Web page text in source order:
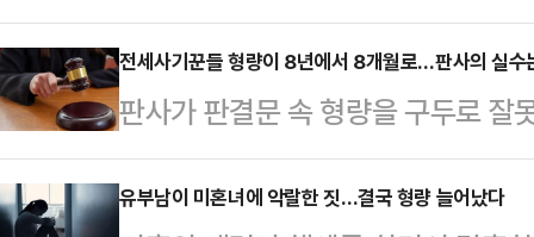
이 피해 학생에게 보복 폭행을 한
장애가 있는 중학교 3학년 학생 A
를 받고 있는 중학생 7명 중 일부가
했다.공개된 영상에는 남녀 학생 7
리카락을 잡아끌고 다니고는 몸 위
전세사기꾼들 형량이 8년에서 8개월로…판사의 실수
판사가 판결문 속 형량을 구두로 잘
피고인이 항소심에서 중형을 선고
2-2형사부(강주리 부장판사)는 사
유부남이 미혼녀에 악랄한 짓…결국 형량 늘어났다